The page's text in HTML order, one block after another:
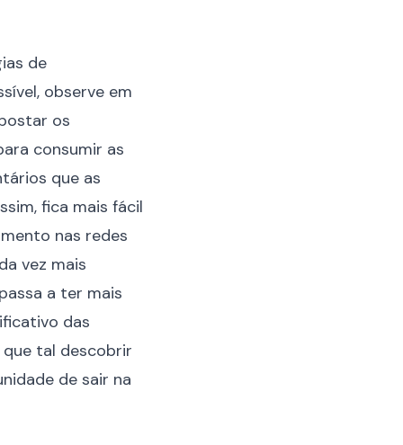
de
observe em
os
consumir as
que as
fica mais fácil
nas redes
vez mais
a ter mais
das
tal descobrir
de sair na